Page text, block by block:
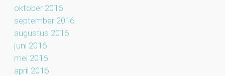
oktober 2016
september 2016
augustus 2016
juni 2016
mei 2016
april 2016